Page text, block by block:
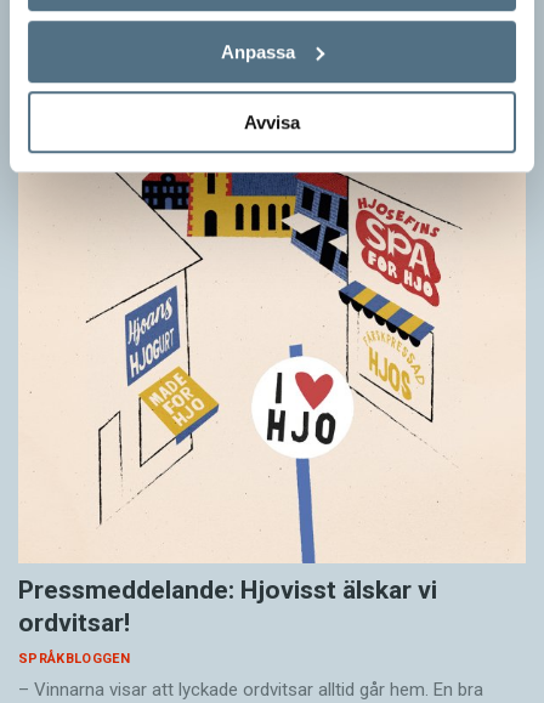
Anpassa
Avvisa
Pressmeddelande: Hjovisst älskar vi
ordvitsar!
SPRÅKBLOGGEN
– Vinnarna visar att lyckade ordvitsar alltid går hem. En bra